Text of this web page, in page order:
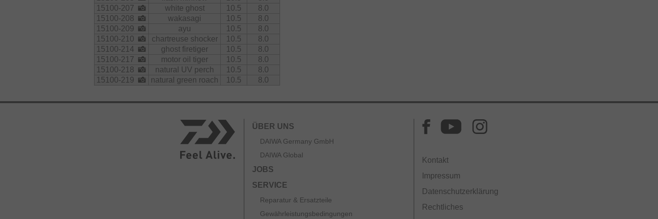
15100-207
white ghost 10.5
8.0
15100-208
wakasagi 10.5
8.0
15100-209
ayu 10.5
8.0
15100-210
chartreuse shocker 10.5
8.0
15100-214
ghost firetiger 10.5
8.0
15100-217
motor oil tiger 10.5
8.0
15100-218
natural UV perch 10.5
8.0
15100-219
natural green roach 10.5 8.0
ÜBER UNS
DAIWA Germany GmbH
DAIWA Global
JOBS
SERVICE
Reparatur & Ersatzteile
Gewährleistungsbedingungen
Kontakt
Impressum
Datenschutzerklärung
Rechtliches